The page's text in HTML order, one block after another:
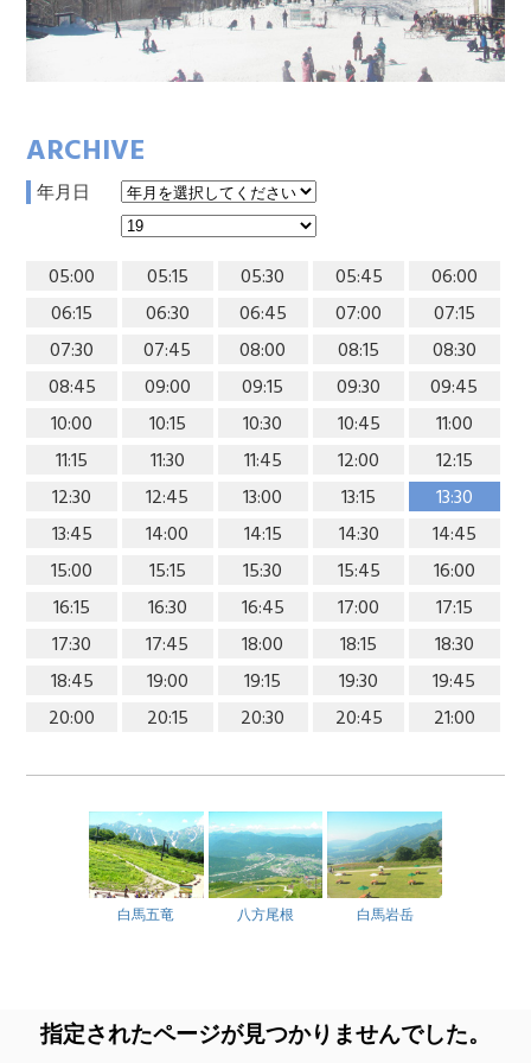
ARCHIVE
年月日
05:00 05:15 05:30 05:45
06:00
06:15
06:30 06:45 07:00
07:15
07:30
07:45 08:00 08:15
08:30
08:45
09:00 09:15 09:30
09:45
10:00
10:15 10:30 10:45
11:00
11:15
11:30 11:45 12:00
12:15
12:30
12:45 13:00 13:15
13:30
13:45
14:00 14:15 14:30
14:45
15:00
15:15 15:30 15:45
16:00
16:15
16:30 16:45 17:00
17:15
17:30
17:45 18:00 18:15
18:30
18:45
19:00 19:15 19:30
19:45
20:00
20:15 20:30 20:45 21:00
白馬五竜 八方尾根 白馬岩岳